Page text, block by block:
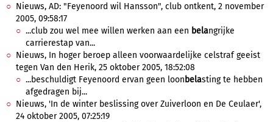
Nieuws, AD: "Feyenoord wil Hansson", club ontkent, 2 november
2005, 09:58:17
...club zou wel mee willen werken aan een belangrijke
carrierestap van...
Nieuws, In hoger beroep alleen voorwaardelijke celstraf geeist
tegen Van den Herik, 25 oktober 2005, 18:52:08
...beschuldigt Feyenoord ervan geen loon belasting te hebben
afgedragen bij...
Nieuws, 'In de winter beslissing over Zuiverloon en De Ceulaer',
24 oktober 2005, 07:25:19